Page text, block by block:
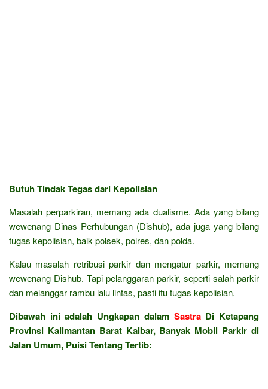
Butuh Tindak Tegas dari Kepolisian
Masalah perparkiran, memang ada dualisme. Ada yang bilang
wewenang Dinas Perhubungan (Dishub), ada juga yang bilang
tugas kepolisian, baik polsek, polres, dan polda.
Kalau masalah retribusi parkir dan mengatur parkir, memang
wewenang Dishub. Tapi pelanggaran parkir, seperti salah parkir
dan melanggar rambu lalu lintas, pasti itu tugas kepolisian.
Dibawah ini adalah Ungkapan dalam SastraDi Ketapang
Provinsi Kalimantan Barat Kalbar, Banyak Mobil Parkir di
Jalan Umum, Puisi Tentang Tertib: